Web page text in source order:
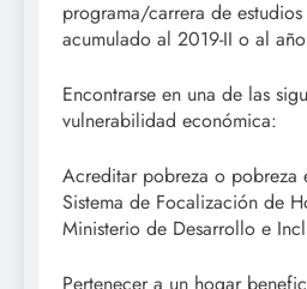
programa/carrera de
acumulado al 2019-II o al
Encontrarse en una de las
vulnerabilidad económica:
Acreditar pobreza o pobreza
Sistema de Focalización de
Ministerio de Desarrollo e
Pertenecer a un hogar